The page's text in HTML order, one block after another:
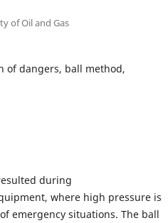
of Oil and Gas
of dangers, ball method,
during
where high pressure is
emergency situations. The ball